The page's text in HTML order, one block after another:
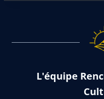
L'équipe